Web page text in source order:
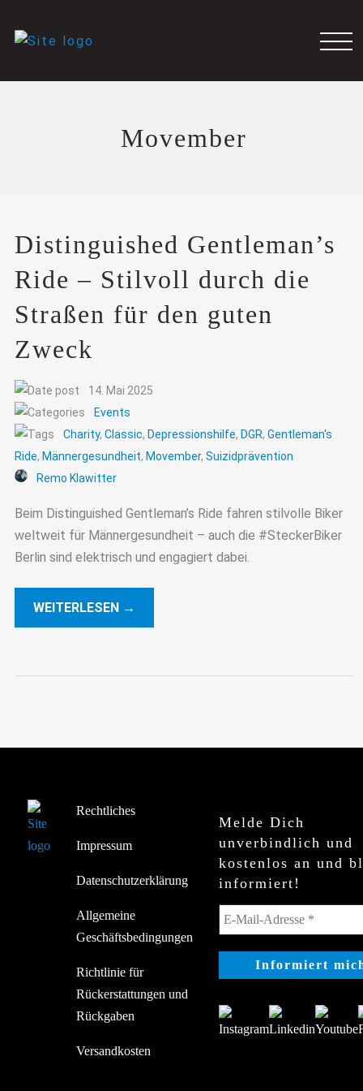
Movember
Distinguished Gentleman’s
Ride – Stilvoll durch die
Straßen für den guten
Zweck
14. Mai 2025
Events
Charity, Classic, Depressionshilfe, DGR, Gentleman's
Ride, Männergesundheit, Movember, Suizidprävention
Remo Klawitter
Beim Distinguished Gentleman’s Ride fahren stilvolle Biker
weltweit für Männergesundheit – auch die #SteckerBiker
Berlin sind elektrisch und engagiert dabei.
WEITERLESEN →
Rechtliches
Impressum
Datenschutzerklärung
Allgemeine
Geschäftsbedingungen
Richtlinie für
Rückerstattungen und
Rückgaben
Versandkosten
Melde Dich
unverbindlich und
kostenlos an und
informiert!